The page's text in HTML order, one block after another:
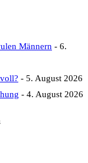
Männern - 6.
- 5. August 2026
- 4. August 2026